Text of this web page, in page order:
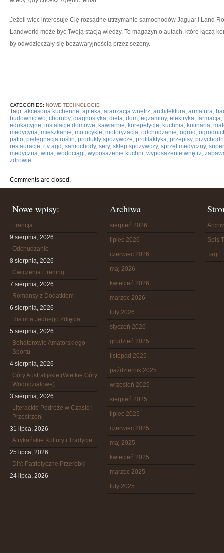
Jeżeli więc interesuje Cię rozsądne utrzymanie samochodów Jaguar i Land
Landworld może być Twoją stacją wiedzy. To magazyn o autach, które łączą
by odwdzięczały się bezawaryjnością przez sezony.
CATEGORIES: NOWE TECHNOLOGIE
Tagi: akcesoria kuchenne, apteka, aranżacja wnętrz, architektura, armatura,
budownictwo, choroby, diagnostyka, dieta, dom, egzaminy, elektryka, farmacja,
edukacyjne, instalacje domowe, kawiarnie, korepetycje, kuchnia, kulinaria,
medycyna, mieszkanie, motocykle, motoryzacja, odchudzanie, ogród ,
patio, pielęgnacja roślin, produkty spożywcze, profilaktyka, przepisy,
restauracje, rtv agd , samochody, sery, sklep spożywczy, sprzęt medyczny,
medyczna, wina, wodociągi, wyposażenie kuchni, wyposażenie wnętrz,
zdrowie
Comments are closed.
Nowe wpisy:
Francja
9 sierpnia, 2026
Odchudzanie
8 sierpnia, 2026
Ćwiczenia i trening
7 sierpnia, 2026
Romansy z Dodatkiem
6 sierpnia, 2026
Historia Jednego Zdjęcia
5 sierpnia, 2026
Bohaterowie Amatorskiego
Sportu
4 sierpnia, 2026
Góry Australijskie (Wielkie Góry
Wododziałowe)
3 sierpnia, 2026
Literackie Podróże w Czasie i
Przestrzeni
31 lipca, 2026
Afrykańskie Kultury i Tradycje
25 lipca, 2026
DIY: Patriotyczne Przeróbki
24 lipca, 2026
Archiwa
sierpień 2026
lipiec 2026
czerwiec 2026
maj 2026
kwiecień 2026
marzec 2026
luty 2026
styczeń 2026
grudzień 2025
listopad 2025
październik 2025
wrzesień 2025
sierpień 2025
lipiec 2025
czerwiec 2025
maj 2025
kwiecień 2025
marzec 2025
luty 2025
Spis
Tagi